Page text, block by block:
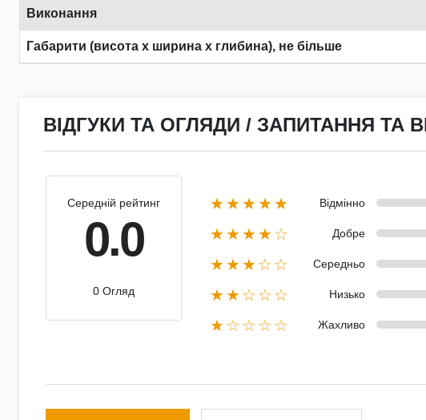
Виконання
Габарити (висота х ширина х глибина), не більше
ВІДГУКИ ТА ОГЛЯДИ / ЗАПИТАННЯ ТА
Середній рейтинг
0.0
0 Огляд
★★★★★ Відмінно
★★★★☆ Добре
★★★☆☆ Середньо
★★☆☆☆ Низько
★☆☆☆☆ Жахливо